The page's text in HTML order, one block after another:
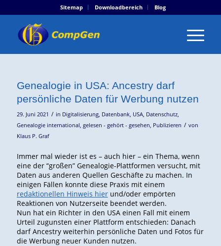
Sitemap Downloadbereich Blog
Genealogie in USA: Ancestry darf
persönliche Daten für Werbung nutzen
29. Juni 2021 / in Digitalisierung, Datenbank, USA, Datenschutz,
Genealogie international, gelesen - gehört - gesehen, Publizieren / von
Klaus P. Graf
Immer mal wieder ist es – auch hier – ein Thema, wenn
eine der “großen” Genealogie-Plattformen versucht, mit
Daten aus anderen Quellen Geschäfte zu machen. In
einigen Fällen konnte diese Praxis mit einem
redaktionellen Hinweis hierund/oder empörten
Reaktionen von Nutzerseite beendet werden.
Nun hat ein Richter in den USA einen Fall mit einem
Urteil zugunsten einer Plattform entschieden: Danach
darf Ancestry weiterhin persönliche Daten und Fotos für
die Werbung neuer Kunden nutzen.